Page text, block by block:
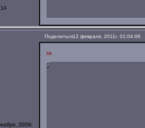
Поделиться12 февраля, 2011г. 01:04:06
2009г.
за
0